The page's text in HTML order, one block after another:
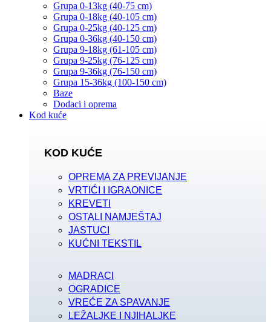
Grupa 0-13kg (40-75 cm)
Grupa 0-18kg (40-105 cm)
Grupa 0-25kg (40-125 cm)
Grupa 0-36kg (40-150 cm)
Grupa 9-18kg (61-105 cm)
Grupa 9-25kg (76-125 cm)
Grupa 9-36kg (76-150 cm)
Grupa 15-36kg (100-150 cm)
Baze
Dodaci i oprema
Kod kuće
KOD KUĆE
OPREMA ZA PREVIJANJE
VRTIĆI I IGRAONICE
KREVETI
OSTALI NAMJEŠTAJ
JASTUCI
KUĆNI TEKSTIL
MADRACI
OGRADICE
VREĆE ZA SPAVANJE
LEŽALJKE I NJIHALJKE